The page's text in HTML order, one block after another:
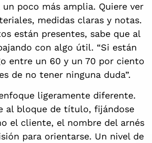
poco más amplia. Quiere ver
medidas claras y notas.
están presentes, sabe que al
con algo útil. “Si están
entre un 60 y un 70 por ciento
de no tener ninguna duda”.
ligeramente diferente.
al bloque de título, fijándose
el cliente, el nombre del arnés
para orientarse. Un nivel de